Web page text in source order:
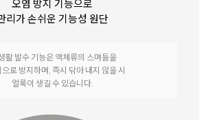
오염 방지 기능으로
리가 손쉬운 기능성 원단
활 발수 기능은 액체류의 스며듦을
로 방지하며, 즉시 닦아 내지 않을 시
얼룩이 생길 수 있습니다.